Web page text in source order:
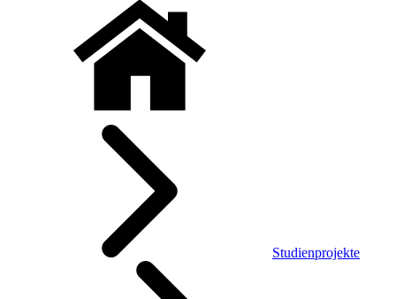
Studienprojekte